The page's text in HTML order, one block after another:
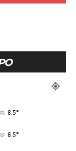
8.5°
8.5°